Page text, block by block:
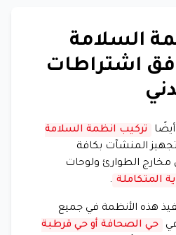
السلامة
اشتراطات
تركيب انظمة السلامة
المنشآت بكافة
الطوارئ ولوحات
المتكاملة .
هذه الأنظمة في جميع
حي الصحافة أو حي قرطبة